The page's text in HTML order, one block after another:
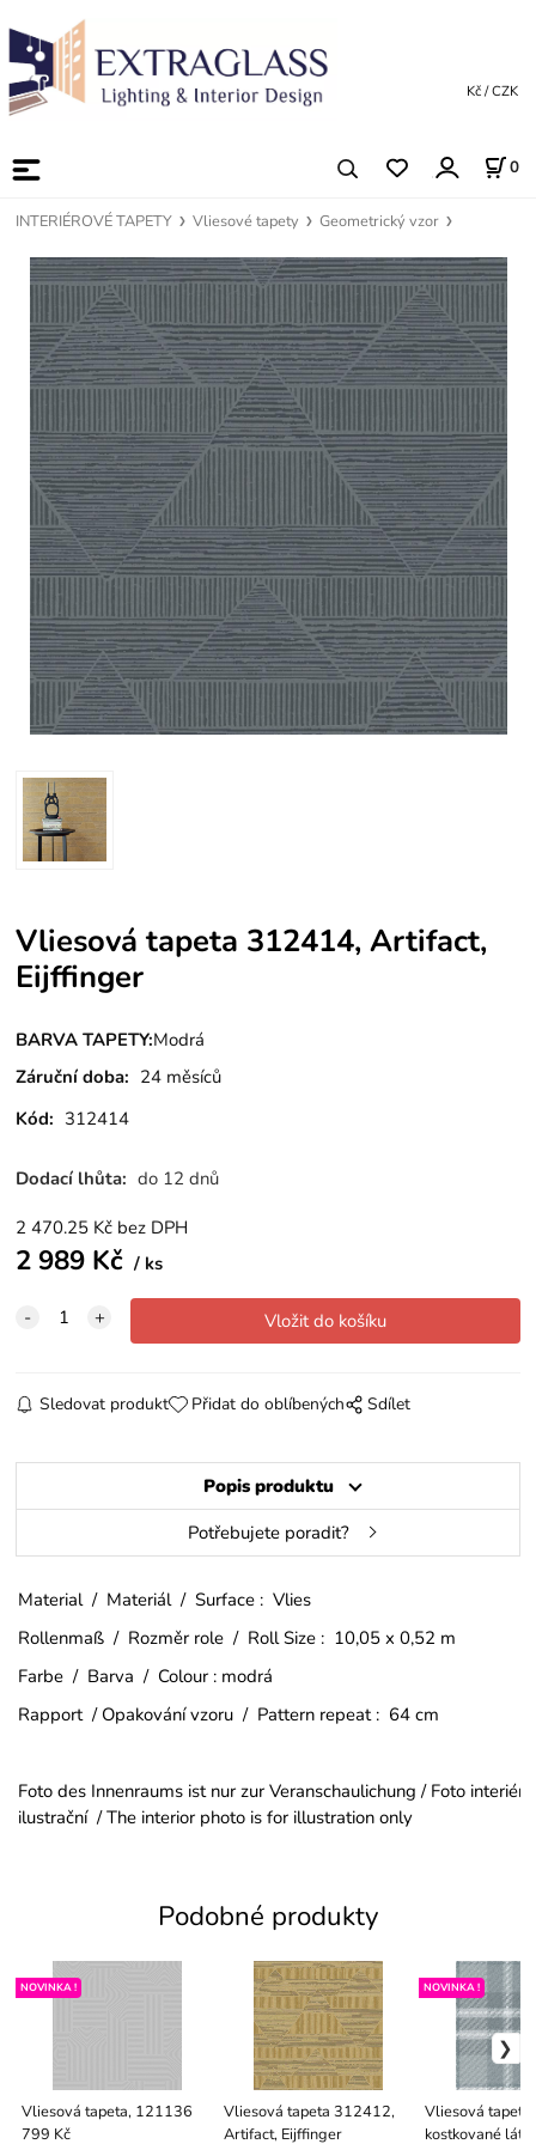
0
Kč / CZK
INTERIÉROVÉ TAPETY Vliesové tapety Geometrický vzor
Vliesová tapeta 312414, Artifact,
Eijffinger
BARVA TAPETY:Modrá
Záruční doba: 24 měsíců
Kód: 312414
Dodací lhůta: do 12 dnů
2 470.25 Kč bez DPH
2 989 Kč ks
Sledovat produkt Přidat do oblíbených Sdílet
Popis produktu
Potřebujete poradit?
Material / Materiál / Surface : Vlies
Rollenmaß / Rozměr role / Roll Size : 10,05 x 0,52 m
Farbe / Barva / Colour : modrá
Rapport / Opakování vzoru / Pattern repeat : 64 cm
Foto des Innenraums ist nur zur Veranschaulichung / Foto
ilustrační / The interior photo is for illustration only
Podobné produkty
Vliesová tapeta, 121136
NOVINKA !
799 Kč
Vliesová tapeta 312412,
Artifact, Eijffinger
Vliesová
kostkované
NOVINKA !